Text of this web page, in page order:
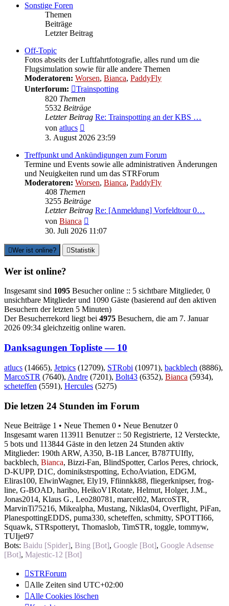
Sonstige Foren
Themen
Beiträge
Letzter Beitrag
Off-Topic
Fotos abseits der Luftfahrtfotografie, alles rund um die
Flugsimulation sowie für alle andere Themen
Moderatoren: Worsen, Bianca, PaddyFly
Unterforum:
Trainspotting
820 Themen
5532 Beiträge
Letzter Beitrag Re: Trainspotting an der KBS …
von atlucs
Beitrag
3. August 2026 23:59
Treffpunkt und Ankündigungen zum Forum
Termine und Events sowie alle administrativen Änderungen
und Neuigkeiten rund um das STRForum
Moderatoren: Worsen, Bianca, PaddyFly
408 Themen
3255 Beiträge
Letzter Beitrag Re: [Anmeldung] Vorfeldtour 0…
von Bianca
Beitrag
30. Juli 2026 11:07
Wer ist online? Statistik
Wer ist online?
Insgesamt sind 1095 Besucher online :: 5 sichtbare Mitglieder, 0
unsichtbare Mitglieder und 1090 Gäste (basierend auf den aktiven
Besuchern der letzten 5 Minuten)
Der Besucherrekord liegt bei 4975 Besuchern, die am 7. Januar
2026 09:34 gleichzeitig online waren.
Danksagungen Topliste — 10
atlucs (14665), Jetpics (12709), STRobi (10971), backblech (8886),
MarcoSTR (7640), Andre (7201), Bolt43 (6352), Bianca (5934),
scheteffen (5591), Hercules (5275)
Die letzen 24 Stunden im Forum
Neue Beiträge 1 • Neue Themen 0 • Neue Benutzer 0
Insgesamt waren 113911 Benutzer :: 50 Registrierte, 12 Versteckte,
5 bots und 113844 Gäste in den letzen 24 Stunden aktiv
Mitglieder: 190th ARW, A350, B-1B Lancer, B787TUIfly,
backblech, Bianca, Bizzi-Fan, BlindSpotter, Carlos Peres, chriock,
D-KUPP, D1C, dominikstrspotting, EchoAviation, EDGM,
Eliras100, ElwinWagner, Ely19, Ffiinnkk88, fliegerknipser, frog-
line, G-BOAD, haribo, HeikoV1Rotate, Helmut, Holger, J.M.,
Jonas2014, Klaus G., Leo280781 , marcel02, MarcoSTR,
MarvinTi75216, Mikealpha, Mustang, Niklas04, Overflight, PiFan,
PlanespottingEDDS, puma330, scheteffen, schmitty, SPOTTI66,
Squawk, STRspotteryt, Thomaslob, TimSTR, toggle, tommyw,
TUIjet97
Bots: Baidu [Spider], Bing [Bot], Google [Bot], Google Adsense
[Bot], Majestic-12 [Bot]
STRForum
Alle Zeiten sind UTC+02:00
Alle Cookies löschen